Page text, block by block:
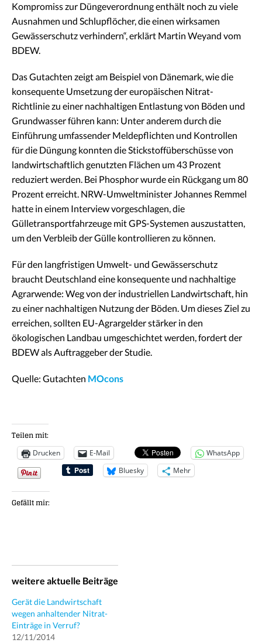
Kompromiss zur Düngeverordnung enthält noch zu viele
Ausnahmen und Schlupflöcher, die einen wirksamen
Gewässerschutz verhindern“, erklärt Martin Weyand vom
BDEW.
Das Gutachten zeigt am Beispiel von Dänemark, wie die
konsequente Umsetzung der europäischen Nitrat-
Richtlinie zu einer nachhaltigen Entlastung von Böden und
Grundwasser führen kann: Unter anderem durch die
Einführung umfassender Meldepflichten und Kontrollen
für die Düngung konnten die Stickstoffüberschüsse von
landwirtschaftlich genutzten Flächen um 43 Prozent
reduziert werden. Bei Phosphor wurde ein Rückgang um 80
Prozent erreicht. NRW-Umweltminister Johannes Remmel
hatte in einem Interview vorgeschlagen, die
Gülletransportfahrzeuge mit GPS-Systemen auszustatten,
um den Verbleib der Gülle kontrollieren zu können.
Für den langfristigen Umwelt- und Gewässerschutz
braucht Deutschland eine konsequente und nachhaltige
Agrarwende: Weg von der industriellen Landwirtschaft, hin
zu einer nachhaltigen Nutzung der Böden. Um dieses Ziel zu
erreichen, sollten EU-Agrargelder stärker in den
ökologischen Landbau umgeschichtet werden, fordert der
BDEW als Auftraggeber der Studie.
Quelle: Gutachten MOcons
Teilen mit:
Drucken E-Mail
WhatsApp
Bluesky
Mehr
Gefällt mir:
weitere aktuelle Beiträge
Gerät die Landwirtschaft
wegen anhaltender Nitrat-
Einträge in Verruf?
12/11/2014